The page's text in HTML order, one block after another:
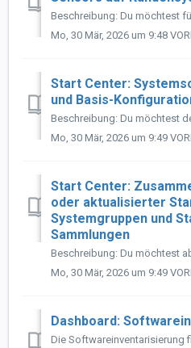
Mo, 30 Mär, 2026 um 9:48
Start Center:
und Basis-
Mo, 30 Mär, 2026 um 9:49
Start Center:
oder aktualisierter
Systemgruppen und
Sammlungen
Mo, 30 Mär, 2026 um 9:49
Dashboard: